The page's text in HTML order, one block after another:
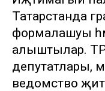
Татарстанда
формалашуы
алыштылар. ТР
депутатлары,
ведомство